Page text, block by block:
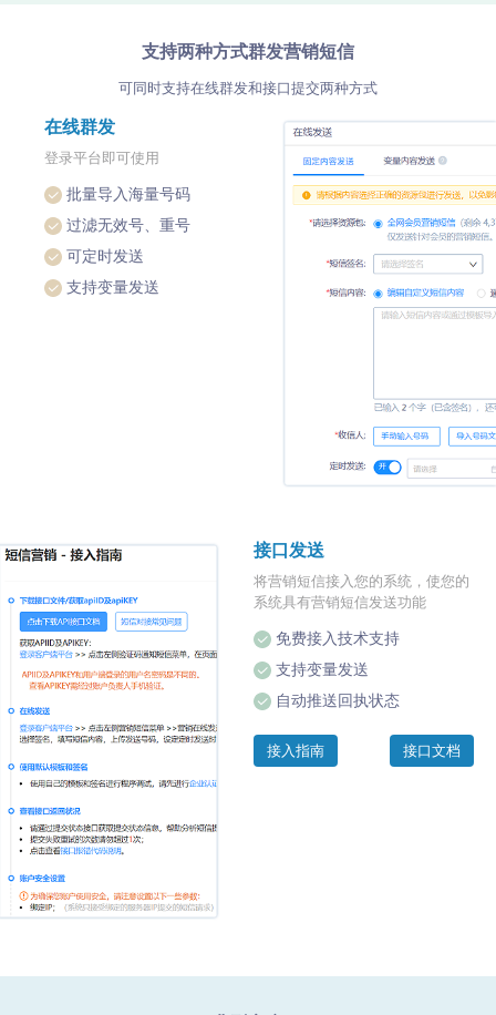
支持两种方式群发营销短信
可同时支持在线群发和接口提交两种方式
在线群发
登录平台即可使用
批量导入海量号码
过滤无效号、重号
可定时发送
支持变量发送
接口发送
将营销短信接入您的系统，使您的
系统具有营销短信发送功能
免费接入技术支持
支持变量发送
自动推送回执状态
接入指南 接口文档